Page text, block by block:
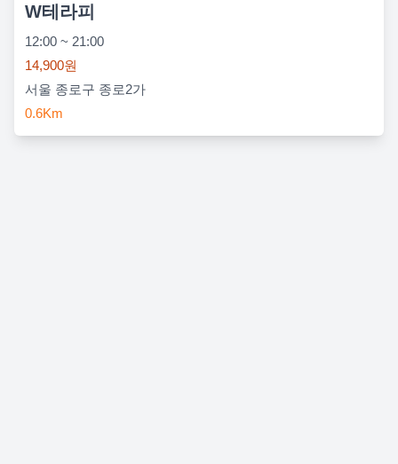
W테라피
12:00 ~ 21:00
14,900원
서울 종로구 종로2가
0.6Km